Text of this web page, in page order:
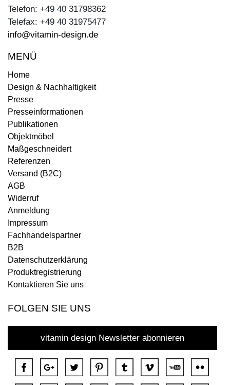
Telefon: +49 40 31798362
Telefax: +49 40 31975477
info@vitamin-design.de
MENÜ
Home
Design & Nachhaltigkeit
Presse
Presseinformationen
Publikationen
Objektmöbel
Maßgeschneidert
Referenzen
Versand (B2C)
AGB
Widerruf
Anmeldung
Impressum
Fachhandelspartner
B2B
Datenschutzerklärung
Produktregistrierung
Kontaktieren Sie uns
FOLGEN SIE UNS
vitamin design Newsletter abonnieren